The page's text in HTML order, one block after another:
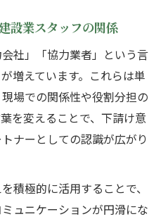
設業スタッフの関係
社」「協力業者」という言
増えています。これらは単
場での関係性や役割分担の
を変えることで、下請け意
ナーとしての認識が広がり
積極的に活用することで、
ュニケーションが円滑にな